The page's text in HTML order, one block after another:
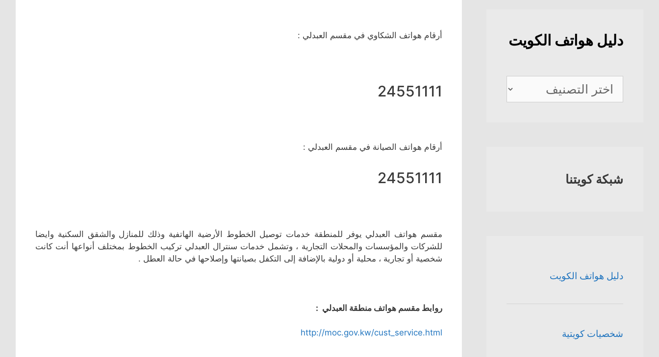
أرقام هواتف الشكاوي في مقسم العبدلي :
24551111
أرقام هواتف الصيانة في مقسم العبدلي :
24551111
مقسم هواتف العبدلي يوفر للمنطقة خدمات توصيل الخطوط الأرضية الهاتفية وذلك للمنازل والشقق السكنية وايضا
للشركات والمؤسسات والمحلات التجارية ، وتشمل خدمات سنترال العبدلي تركيب الخطوط بمختلف أنواعها أنت كانت
شخصية أو تجارية ، محلية أو دولية بالإضافة إلى التكفل بصيانتها وإصلاحها في حالة العطل .
روابط مقسم هواتف منطقة العبدلي :
http://moc.gov.kw/cust_service.html
دليل هواتف الكويت
دليل
هواتف
شبكة كويتنا
دليل هواتف الكويت
شخصيات كويتية